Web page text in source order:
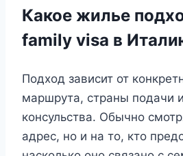
Какое жилье
family visa в
Подход зависит от
маршрута, страны подачи
консульства. Обычно
адрес, но и на то, кто